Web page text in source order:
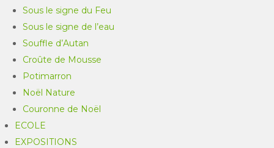
Sous le signe du Feu
Sous le signe de l’eau
Souffle d’Autan
Croûte de Mousse
Potimarron
Noël Nature
Couronne de Noël
ECOLE
EXPOSITIONS